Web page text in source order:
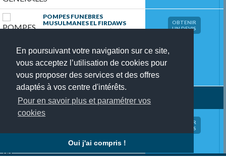
En poursuivant votre navigation sur ce site,
vous acceptez l’utilisation de cookies pour
vous proposer des services et des offres
adaptés à vos centre d'intérêts.
Pour en savoir plus et paramétrer vos
cookies
Oui j'ai compris !
POMPES FUNEBRES
MUSULMANES EL FIRDAWS
8 RUE PIERRE GEORGES LATÉCOÈRE
OBTENIR
UN DEVIS
14 pompe(s) funèbre(s)trouvée(s) autour de merignac
POMPES FUNÈBRES 33
33200 BORDEAUX
3.29 km
OBTENIR
UN DEVIS